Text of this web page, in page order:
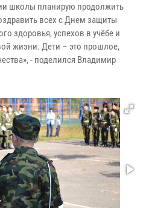
школы планирую продолжить
всех с Днем защиты
здоровья, успехов в учёбе и
жизни. Дети – это прошлое,
- поделился Владимир